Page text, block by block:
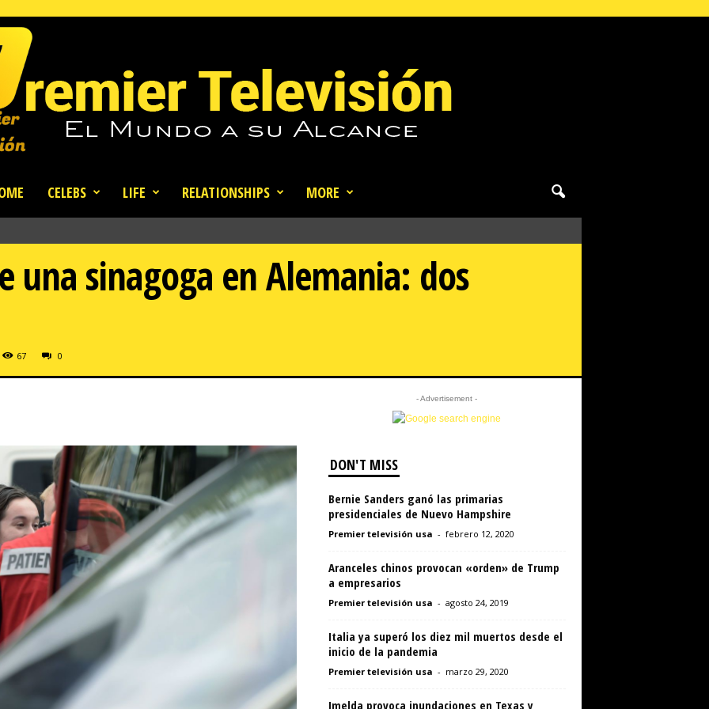
CELEBS LIFE RELATIONSHIPS MORE
una sinagoga en Alemania: dos
67 0
- Advertisement -
DON'T MISS
Bernie Sanders ganó las primarias
presidenciales de Nuevo Hampshire
Premier televisión usa - febrero 12, 2020
Aranceles chinos provocan «orden» de Trump
a empresarios
Premier televisión usa - agosto 24, 2019
Italia ya superó los diez mil muertos desde el
inicio de la pandemia
Premier televisión usa - marzo 29, 2020
Imelda provoca inundaciones en Texas y